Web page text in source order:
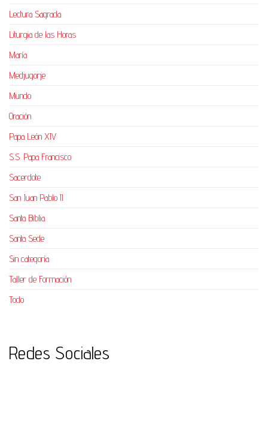
Lectura Sagrada
Liturgia de las Horas
María
Medjugorje
Mundo
Oración
Papa León XIV
S.S. Papa Francisco
Sacerdote
San Juan Pablo II
Santa Biblia
Santa Sede
Sin categoría
Taller de Formación
Todo
Redes Sociales